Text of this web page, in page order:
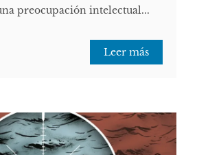
preocupación intelectual...
Leer más